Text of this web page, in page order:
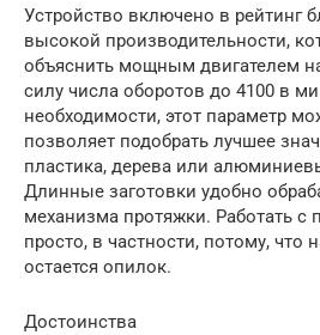
Устройство включено в рейтинг
высокой производительности,
объяснить мощным двигателем
силу числа оборотов до 4100 в
необходимости, этот параметр
позволяет подобрать лучшее
пластика, дерева или
Длинные заготовки удобно
механизма протяжки. Работать с
просто, в частности, потому, что
остается опилок.
Достоинства